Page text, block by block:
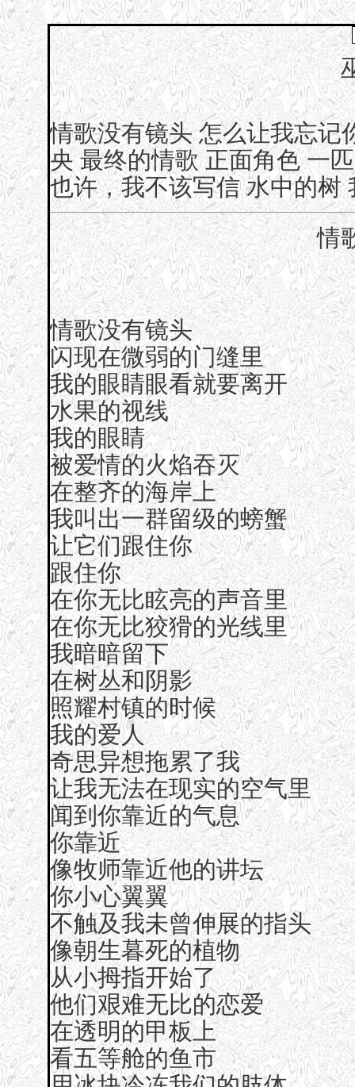
情歌没有镜头 怎么让我忘记
央 最终的情歌 正面角色 一
也许，我不该写信 水中的树
情
情歌没有镜头
闪现在微弱的门缝里
我的眼睛眼看就要离开
水果的视线
我的眼睛
被爱情的火焰吞灭
在整齐的海岸上
我叫出一群留级的螃蟹
让它们跟住你
跟住你
在你无比眩亮的声音里
在你无比狡猾的光线里
我暗暗留下
在树丛和阴影
照耀村镇的时候
我的爱人
奇思异想拖累了我
让我无法在现实的空气里
闻到你靠近的气息
你靠近
像牧师靠近他的讲坛
你小心翼翼
不触及我未曾伸展的指头
像朝生暮死的植物
从小拇指开始了
他们艰难无比的恋爱
在透明的甲板上
看五等舱的鱼市